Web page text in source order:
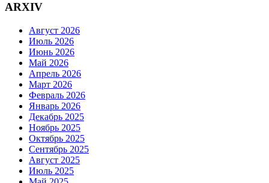
ARXIV
Август 2026
Июль 2026
Июнь 2026
Май 2026
Апрель 2026
Март 2026
Февраль 2026
Январь 2026
Декабрь 2025
Ноябрь 2025
Октябрь 2025
Сентябрь 2025
Август 2025
Июль 2025